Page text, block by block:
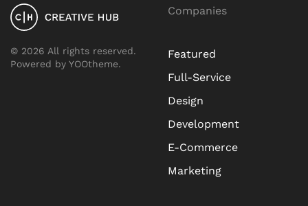
© 2026 All rights reserved.
Powered by YOOtheme.
Companies
Featured
Full-Service
Design
Development
E-Commerce
Marketing